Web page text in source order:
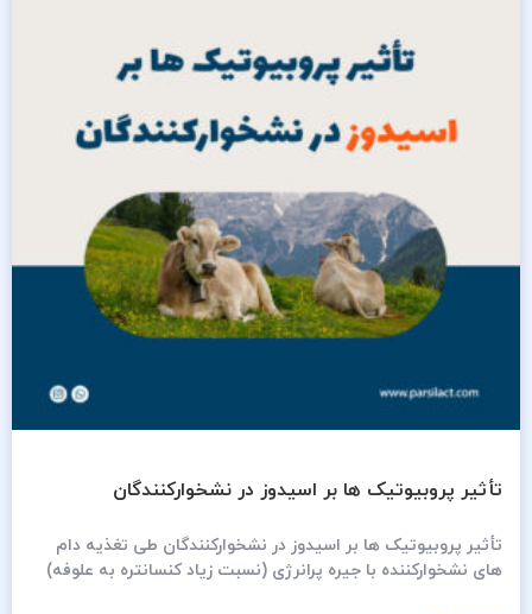
تأثیر پروبیوتیک ها بر اسیدوز در نشخوارکنندگان
تأثیر پروبیوتیک ها بر اسیدوز در نشخوارکنندگان طی تغذیه دام
های نشخوارکننده با جیره پرانرژی (نسبت زیاد کنسانتره به علوفه)